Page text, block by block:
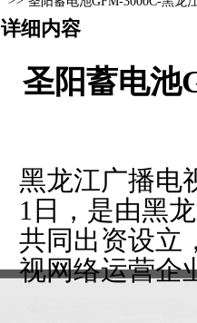
详细内容
圣阳蓄电池
黑龙江广播电
1日，是由黑
共同出资设立
视网络运营企